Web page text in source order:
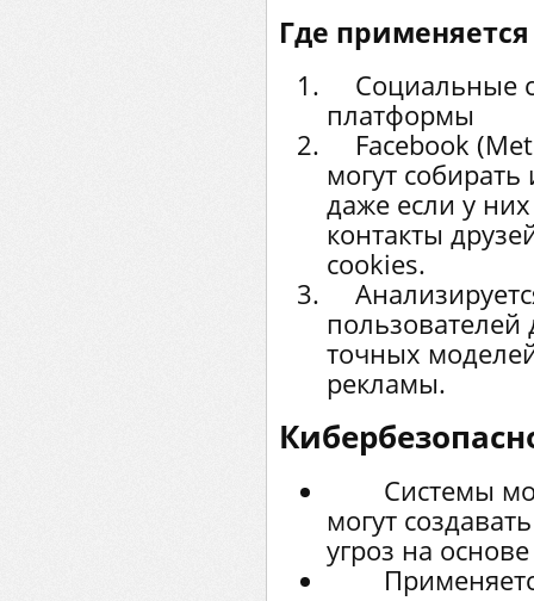
Где
Социальные
платформы
Facebook
могут
даже если у них
контакты
cookies.
пользователей
точных
рекламы.
Системы
могут
угроз на
Применяется